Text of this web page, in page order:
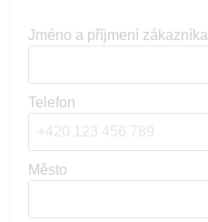
Jméno a příjmení zákazníka
Telefon
Město